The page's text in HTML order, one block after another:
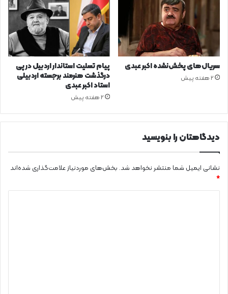
سریال‌های پخش‌نشده اکبر عبدی
2 هفته پیش
پیام تسلیت استاندار اردبیل در پی
درگذشت هنرمند برجسته اردبیلی
استاد اکبر عبدی
2 هفته پیش
دیدگاهتان را بنویسید
نشانی ایمیل شما منتشر نخواهد شد. بخش‌های موردنیاز علامت‌گذاری شده‌اند
*